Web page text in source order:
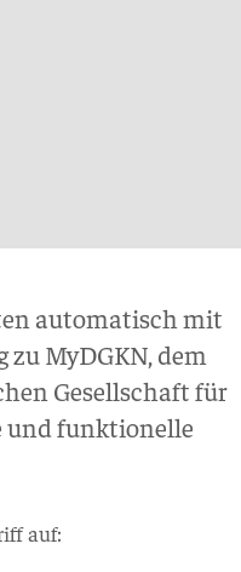
automatisch mit
MyDGKN, dem
Gesellschaft für
und funktionelle
auf: